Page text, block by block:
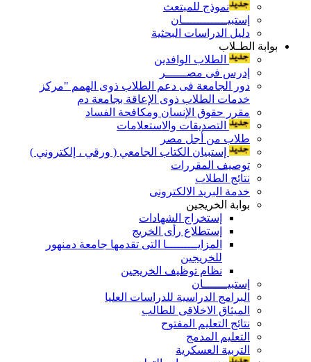
نموذج للمبتعث
إستبيـــــــــــــان
دليل الدراسات البحثية
بوابة الطـلاب
الطلاب الوافدين
إدرس فى مصــــــر
دور الجامعة فى دعم الطلاب ذوى الهمم "مركز
خدمات الطلاب ذوى الإعاقة بجامعة دم
مقرر حقوق الإنسان ومكافحة الفساد
التصديقات والاستعلامات
طلاب من أجل مصر
إستبيان الكتاب الجامعي ( ورقي ، إلكتروني )
توصيف المقررات
نتائج الطلاب
خدمة البريد الالكترونى
بوابة الخريجين
إستخراج الشهادات
إستطلاع رأى الخريج
المزايـــــــــا التى تقدمها جامعة دمنهور
للخريجين
نظام توظيف الخريجين
إستبيـــــــان
البرامج الدراسية للدراسات العليا
الميثاق الاخلاقى للطالب
نتائج التعليم المفتوح
التعليم المدمج
التربية العسكرية